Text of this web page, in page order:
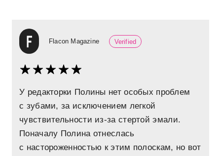
Flacon Magazine Verified
У редакторки Полины нет особых проблем
с зубами, за исключением легкой
чувствительности из-за стертой эмали.
Поначалу Полина отнеслась
с настороженностью к этим полоскам, но вот